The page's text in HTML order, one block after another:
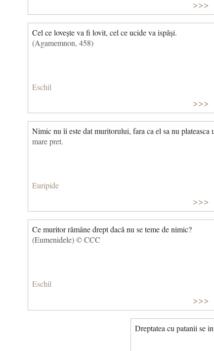
>>>
Cel ce lovește va fi lovit, cel ce ucide va ispăși.
(Agamemnon, 458)
Eschil
>>>
Nimic nu îi este dat muritorului, fara ca el sa nu plateasca
mare pret.
Euripide
>>>
Ce muritor rămâne drept dacă nu se teme de nimic?
(Eumenidele) © CCC
Eschil
>>>
Dreptatea cu patanii se